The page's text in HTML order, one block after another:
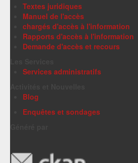
Textes juridiques
Manuel de l'accès
chargés d'accès à l'information
Rapports d'accès à l'information
Demande d'accès et recours
Services administratifs
Blog
Enquêtes et sondages